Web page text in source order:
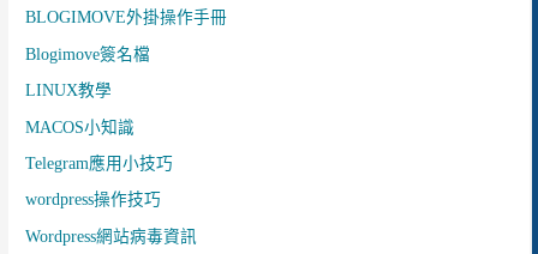
BLOGIMOVE外掛操作手冊
Blogimove簽名檔
LINUX教學
MACOS小知識
Telegram應用小技巧
wordpress操作技巧
Wordpress網站病毒資訊